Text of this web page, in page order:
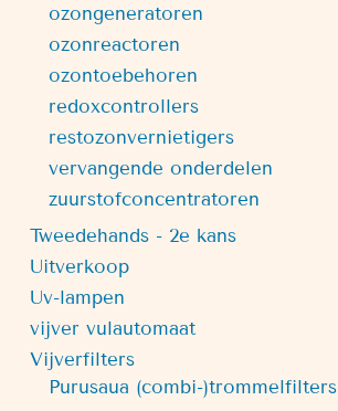
ozongeneratoren
ozonreactoren
ozontoebehoren
redoxcontrollers
restozonvernietigers
vervangende onderdelen
zuurstofconcentratoren
Tweedehands - 2e kans
Uitverkoop
Uv-lampen
vijver vulautomaat
Vijverfilters
Purusaua (combi-)trommelfilters